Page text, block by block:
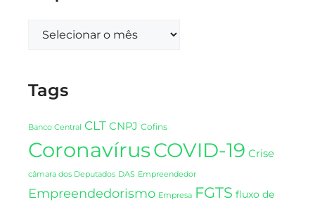
Tags
Banco Central CLT CNPJ Cofins
CoronavírusCOVID-19 Crise
câmara dos Deputados DAS Empreendedor
Empreendedorismo Empresa FGTS fluxo de